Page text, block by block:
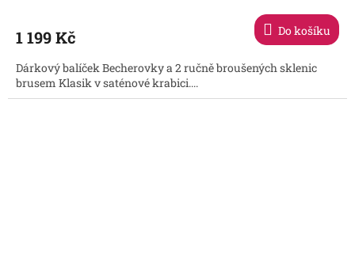
je
z
5
hvězdiček.
1 199 Kč Do košíku
Dárkový balíček Becherovky a 2 ručně broušených sklenic
brusem Klasik v saténové krabici....